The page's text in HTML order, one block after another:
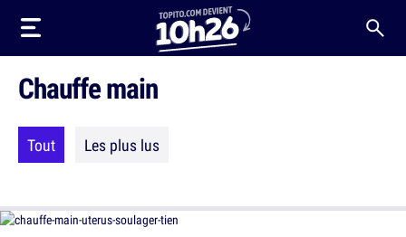
Chauffe main
Tout Les plus lus